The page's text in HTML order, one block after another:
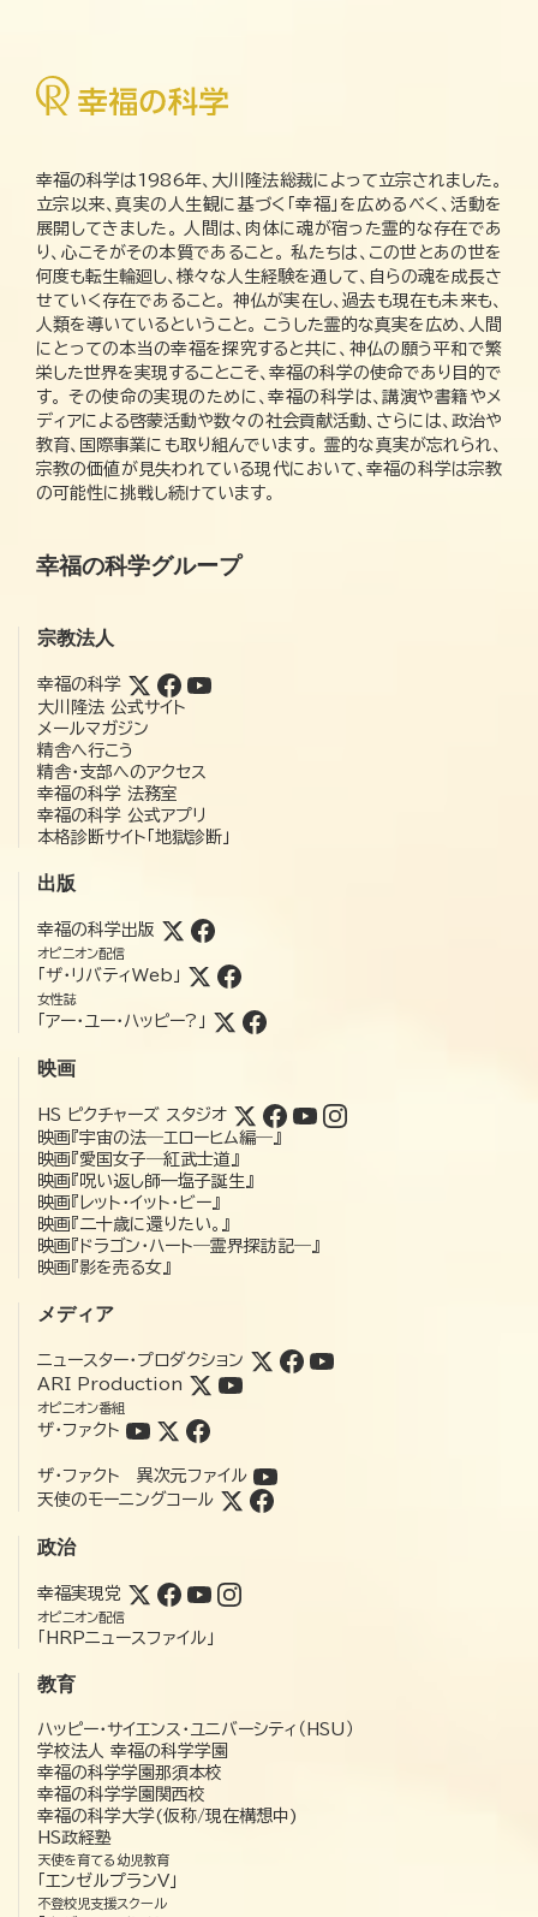
幸福の科学は1986年、大川隆法総裁によって立宗されました。
立宗以来、真実の人生観に基づく「幸福」を広めるべく、活動を
展開してきました。 人間は、肉体に魂が宿った霊的な存在であ
り、心こそがその本質であること。 私たちは、この世とあの世を
何度も転生輪廻し、様々な人生経験を通して、自らの魂を成長さ
せていく存在であること。 神仏が実在し、過去も現在も未来も、
人類を導いているということ。 こうした霊的な真実を広め、人間
にとっての本当の幸福を探究すると共に、神仏の願う平和で繁
栄した世界を実現することこそ、幸福の科学の使命であり目的で
す。 その使命の実現のために、幸福の科学は、講演や書籍やメ
ディアによる啓蒙活動や数々の社会貢献活動、さらには、政治や
教育、国際事業にも取り組んでいます。 霊的な真実が忘れられ、
宗教の価値が見失われている現代において、幸福の科学は宗教
の可能性に挑戦し続けています。
幸福の科学グループ
宗教法人
幸福の科学
大川隆法 公式サイト
メールマガジン
精舎へ行こう
精舎・支部へのアクセス
幸福の科学 法務室
幸福の科学 公式アプリ
本格診断サイト「地獄診断」
出版
幸福の科学出版
オピニオン配信
「ザ・リバティWeb」
女性誌
「アー・ユー・ハッピー?」
映画
HS ピクチャーズ スタジオ
映画『宇宙の法―エローヒム編―』
映画『愛国女子―紅武士道』
映画『呪い返し師—塩子誕生』
映画『レット・イット・ビー』
映画『二十歳に還りたい。』
映画『ドラゴン・ハート―霊界探訪記―』
映画『影を売る女』
メディア
ニュースター・プロダクション
ARI Production
オピニオン番組
ザ・ファクト
ザ・ファクト 異次元ファイル
天使のモーニングコール
政治
幸福実現党
オピニオン配信
「HRPニュースファイル」
教育
ハッピー・サイエンス・ユニバーシティ（HSU）
学校法人 幸福の科学学園
幸福の科学学園那須本校
幸福の科学学園関西校
幸福の科学大学(仮称/現在構想中)
HS政経塾
天使を育てる幼児教育
「エンゼルプランV」
不登校児支援スクール